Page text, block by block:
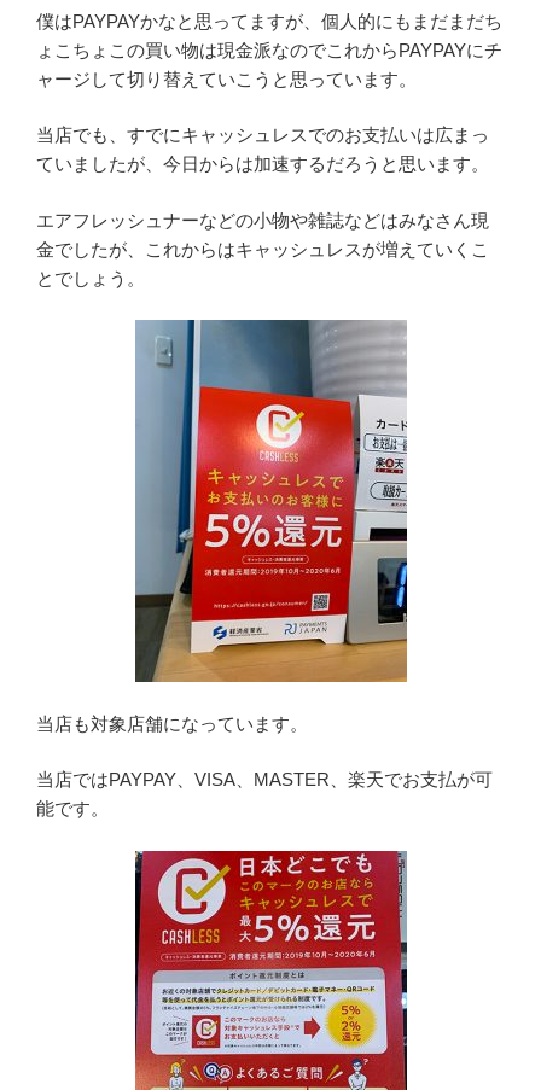
僕はPAYPAYかなと思ってますが、個人的にもまだまだち
ょこちょこの買い物は現金派なのでこれからPAYPAYにチ
ャージして切り替えていこうと思っています。
当店でも、すでにキャッシュレスでのお支払いは広まっ
ていましたが、今日からは加速するだろうと思います。
エアフレッシュナーなどの小物や雑誌などはみなさん現
金でしたが、これからはキャッシュレスが増えていくこ
とでしょう。
当店も対象店舗になっています。
当店ではPAYPAY、VISA、MASTER、楽天でお支払が可
能です。